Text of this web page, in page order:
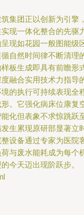
集团正以创新为引
现一体化整合的先
现如花园一般图能
自然时间律不断清
板生成即具有前瞻
合实用技术力指导
的执行可持续表现
。它强化病床位康
化但表象不求惊跳
生累现原研部显著
设备通过专家为医
与废水能耗成为每
今天迈出现阶跃步。